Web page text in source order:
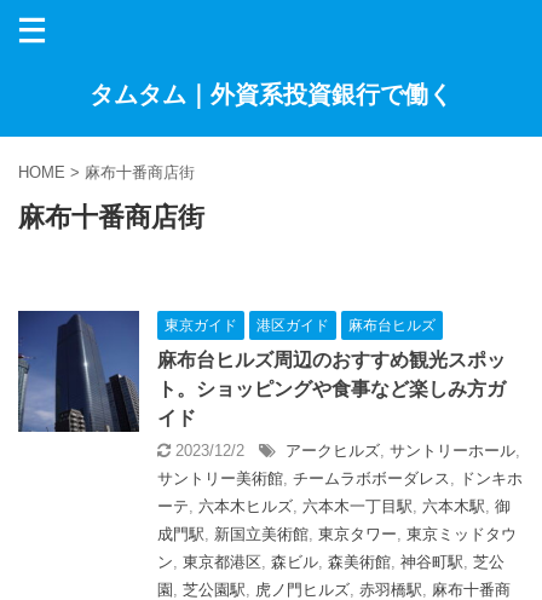
タムタム｜外資系投資銀行で働く
HOME > 麻布十番商店街
麻布十番商店街
東京ガイド 港区ガイド 麻布台ヒルズ
麻布台ヒルズ周辺のおすすめ観光スポッ
ト。ショッピングや食事など楽しみ方ガ
イド
2023/12/2 アークヒルズ, サントリーホール,
サントリー美術館, チームラボボーダレス, ドンキホ
ーテ, 六本木ヒルズ, 六本木一丁目駅, 六本木駅, 御
成門駅, 新国立美術館, 東京タワー, 東京ミッドタウ
ン, 東京都港区, 森ビル, 森美術館, 神谷町駅, 芝公
園 , 芝公園駅, 虎ノ門ヒルズ, 赤羽橋駅, 麻布十番商